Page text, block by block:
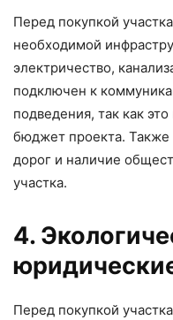
Перед покупкой
необходимой
электричество,
подключен к
подведения, так как
бюджет проекта. Также
дорог и наличие
участка.
4.
Перед покупкой